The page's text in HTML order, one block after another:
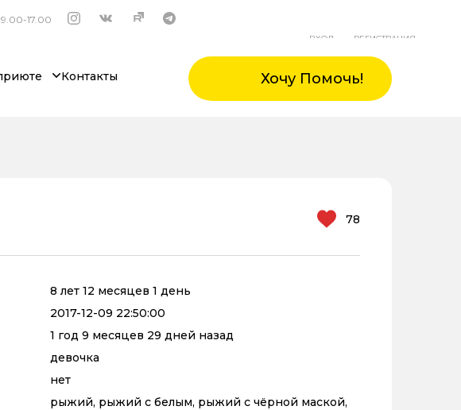
17.00
ВХОД РЕГИСТРАЦИЯ
Контакты Хочу Помочь!
78
8 лет 12 месяцев 1 день
2017-12-09 22:50:00
1 год 9 месяцев 29 дней назад
девочка
нет
рыжий, рыжий с белым, рыжий с чёрной маской,